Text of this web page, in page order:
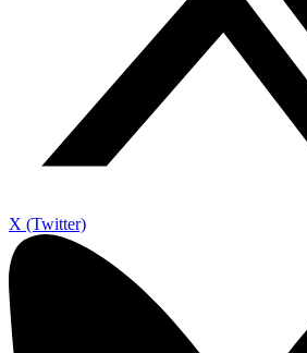
X (Twitter)